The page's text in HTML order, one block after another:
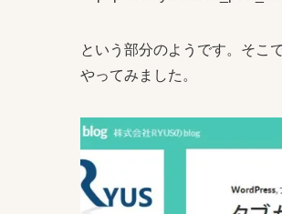
という部分のようです。そこ
やってみました。